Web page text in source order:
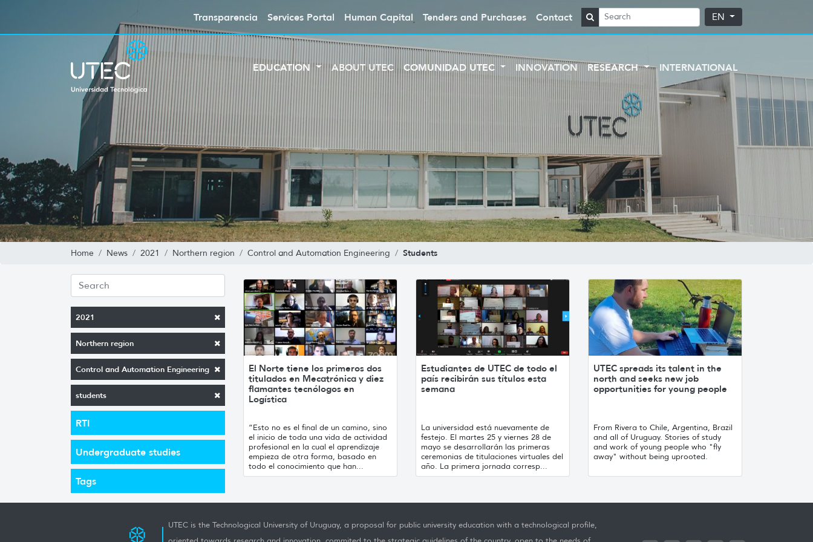
Transparencia Services Portal Human Capital Tenders and Purchases Contact EN
EDUCATION ABOUT UTEC COMUNIDAD UTEC INNOVATION RESEARCH INTERNATIONAL
Home News 2021 Northern region Control and Automation Engineering Students
2021
Northern region
Control and Automation Engineering
students
RTI
Undergraduate studies
Tags
El Norte tiene los primeros dos
titulados en Mecatrónica y diez
flamantes tecnólogos en
Logística
“Esto no es el final de un camino, sino
el inicio de toda una vida de actividad
profesional en la cual el aprendizaje
empieza de otra forma, basado en
todo el conocimiento que han...
Estudiantes de UTEC de todo el
país recibirán sus títulos esta
semana
La universidad está nuevamente de
festejo. El martes 25 y viernes 28 de
mayo se desarrollarán las primeras
ceremonias de titulaciones virtuales del
año. La primera jornada corresp...
UTEC spreads its talent in the
north and seeks new job
opportunities for young people
From Rivera to Chile, Argentina, Brazil
and all of Uruguay. Stories of study
and work of young people who "fly
away" without being uprooted.
UTEC is the Technological University of Uruguay, a proposal for public university education with a technological profile,